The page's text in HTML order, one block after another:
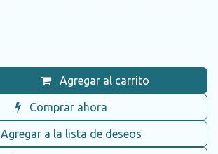
Agregar al carrito
Comprar ahora
Agregar a la lista de deseos